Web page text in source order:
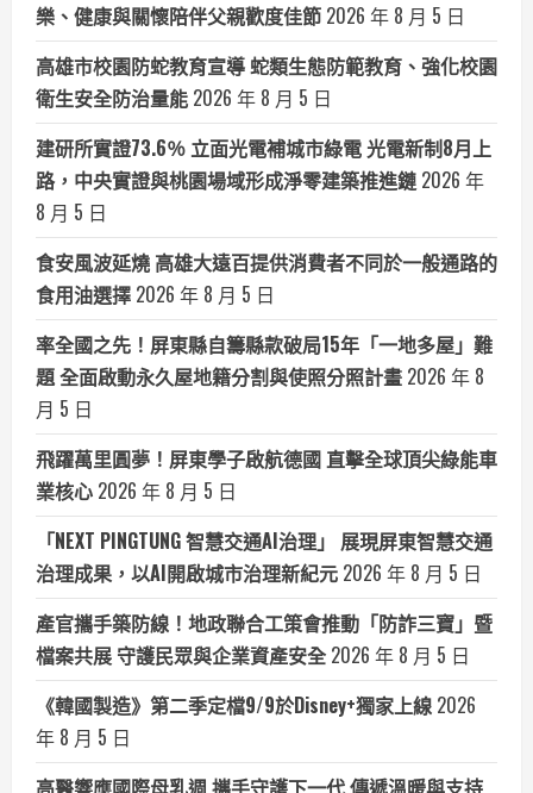
樂、健康與關懷陪伴父親歡度佳節 2026 年 8 月 5 日
高雄市校園防蛇教育宣導 蛇類生態防範教育、強化校園
衛生安全防治量能 2026 年 8 月 5 日
建研所實證73.6％ 立面光電補城市綠電 光電新制8月上
路，中央實證與桃園場域形成淨零建築推進鏈 2026 年
8 月 5 日
食安風波延燒 高雄大遠百提供消費者不同於一般通路的
食用油選擇 2026 年 8 月 5 日
率全國之先！屏東縣自籌縣款破局15年「一地多屋」難
題 全面啟動永久屋地籍分割與使照分照計畫 2026 年 8
月 5 日
飛躍萬里圓夢！屏東學子啟航德國 直擊全球頂尖綠能車
業核心 2026 年 8 月 5 日
「NEXT PINGTUNG 智慧交通AI治理」 展現屏東智慧交通
治理成果，以AI開啟城市治理新紀元 2026 年 8 月 5 日
產官攜手築防線！地政聯合工策會推動「防詐三寶」暨
檔案共展 守護民眾與企業資產安全 2026 年 8 月 5 日
《韓國製造》第二季定檔9/9於Disney+獨家上線 2026
年 8 月 5 日